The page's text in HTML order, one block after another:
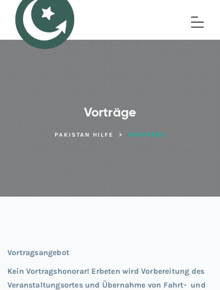
Vorträge
PAKISTAN HILFE > VORTRÄGE
Vortragsangebot
Kein Vortragshonorar! Erbeten wird Vorbereitung des
Veranstaltungsortes und Übernahme von Fahrt- und